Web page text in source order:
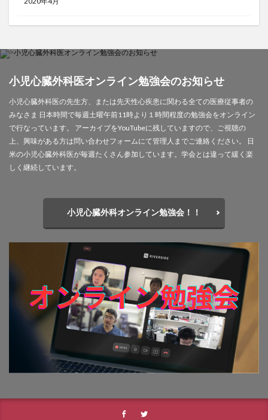
小児心臓外科医オンライン勉強会のお知らせ
小児心臓外科医の先生方、または先天性心疾患に関わる全ての医療従事者の
みなさま 日本時間で毎週土曜午前11時より１時間程度の勉強会をオンライン
で行なっています。 アーカイブをYouTubeに残していますので、ご視聴の
上、興味がある方は問い合わせフォームにて管理人までご連絡ください。 日
米の小児心臓外科医が毎週たくさん参加しています。学会とは違って緩く楽
しく継続しています。
小児心臓外科オンライン勉強会！！